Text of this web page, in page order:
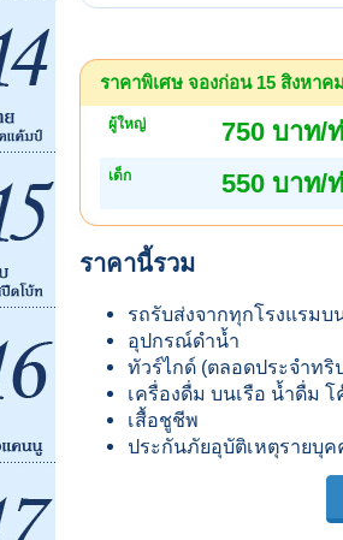
ราคาพิเศษ จองก่อน 15 สิงหา
ผู้ใหญ่ 750 บาท/
เด็ก 550 บาท/
ราคานี้รวม
รถรับส่งจากทุกโรงแรมบ
อุปกรณ์ดำน้ำ
ทัวร์ไกด์ (ตลอดประจำทริ
เครื่องดื่ม บนเรือ น้ำดื่ม
เสื้อชูชีพ
ประกันภัยอุบัติเหตุรายบุค